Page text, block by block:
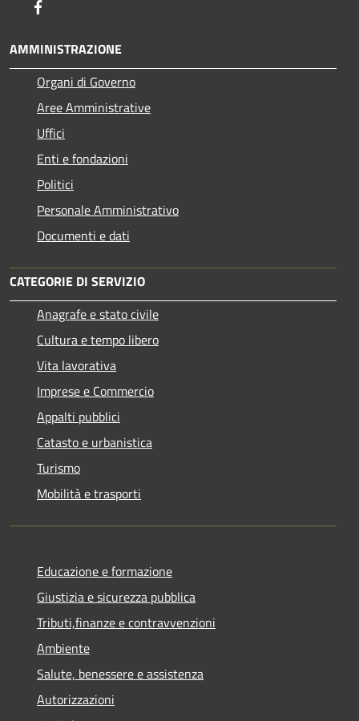
AMMINISTRAZIONE
Organi di Governo
Aree Amministrative
Uffici
Enti e fondazioni
Politici
Personale Amministrativo
Documenti e dati
CATEGORIE DI SERVIZIO
Anagrafe e stato civile
Cultura e tempo libero
Vita lavorativa
Imprese e Commercio
Appalti pubblici
Catasto e urbanistica
Turismo
Mobilità e trasporti
Educazione e formazione
Giustizia e sicurezza pubblica
Tributi,finanze e contravvenzioni
Ambiente
Salute, benessere e assistenza
Autorizzazioni